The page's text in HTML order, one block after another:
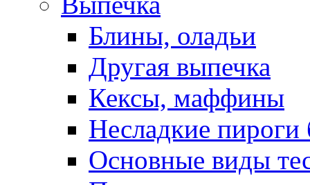
Блины, оладьи
Другая выпечка
Кексы, маффины
Несладкие пироги
Основные виды